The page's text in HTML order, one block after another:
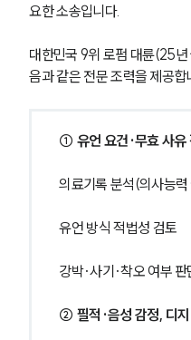
요한 소송입니다.
대한민국 9위 로펌 대륜(25
음과 같은 전문 조력을 제공합
① 유언 요건·무효 사유
의료기록 분석(의사능력
유언 방식 적법성 검토
강박·사기·착오 여부 판
② 필적·음성 감정, 디지